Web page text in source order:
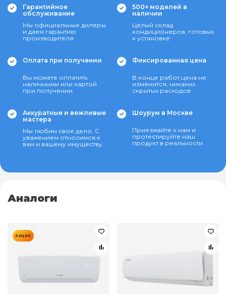
Гарантийное
обслуживание
Мы официальные дилеры
и даем гарантию
производителя
500+ моделей в
наличии
Целый склад
кондиционеров, готовых
к установке
Оплата при получении
Вы можете оплатить
наличными или картой
при получении
Фиксированная цена
В конце работ цена не
изменится, никаких
скрытых расходов
Аккуратные и вежливые
мастера
Мы любим свое дело. С
уважением относимся к
вам и вашему имуществу
Шоурум в Москве
Приезжайте к нам и
протестируйте наш
продукт в реальности
Аналоги
АКЦИЯ